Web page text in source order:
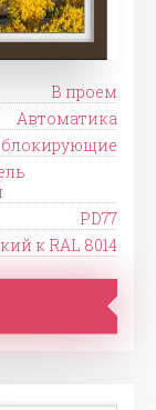
В проем
Автоматика
блокирующие
PD77
к RAL 8014